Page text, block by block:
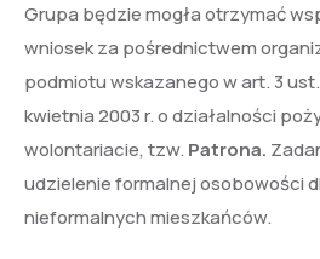
Grupa będzie mogła otrzymać
wniosek za pośrednictwem
podmiotu wskazanego w art. 3
kwietnia 2003 r. o działalności
wolontariacie, tzw. Patrona.
udzielenie formalnej osobowości
nieformalnych mieszkańców.